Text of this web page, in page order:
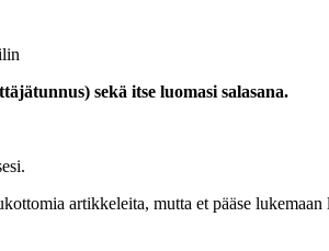
sekä itse luomasi salasana.
artikkeleita, mutta et pääse